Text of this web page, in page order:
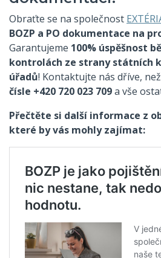
Obraťte se na společnost
BOZP a PO dokumentace na
Garantujeme 100% úspěšnost
kontrolách ze strany státních
úřadů! Kontaktujte nás dříve,
čísle +420 720 023 709a vše
Přečtěte si další informace z
které by vás mohly zajímat: